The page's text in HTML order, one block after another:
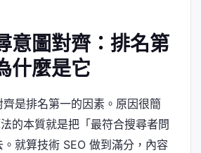
意圖對齊：排名第
什麼是它
是排名第一的因素。原因很簡
的本質就是把「最符合搜尋者問
就算技術 SEO 做到滿分，內容